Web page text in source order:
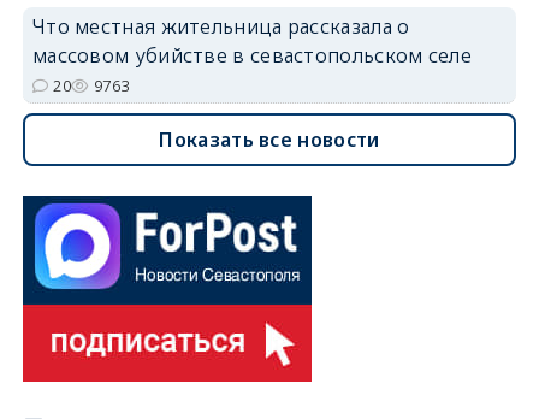
Что местная жительница рассказала о
массовом убийстве в севастопольском селе
20 9763
Показать все новости